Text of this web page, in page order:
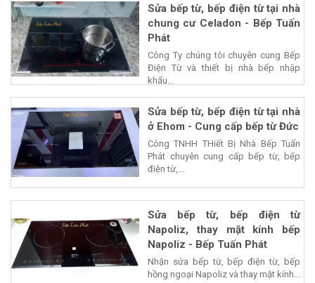
Sửa bếp từ, bếp điện từ tại nhà
chung cư Celadon - Bếp Tuấn
Phát
Công Ty chúng tôi chuyên cung Bếp
Điện Từ và thiết bị nhà bếp nhập
khẩu...
Sửa bếp từ, bếp điện từ tại nhà
ở Ehom - Cung cấp bếp từ Đức
Công TNHH THiết Bị Nhà Bếp Tuấn
Phát chuyên cung cấp bếp từ, bếp
điện từ,...
Sửa bếp từ, bếp điện từ
Napoliz, thay mặt kính bếp
Napoliz - Bếp Tuấn Phát
Nhận sửa bếp từ, bếp điện từ, bếp
hồng ngoại Napoliz và thay mặt kính...